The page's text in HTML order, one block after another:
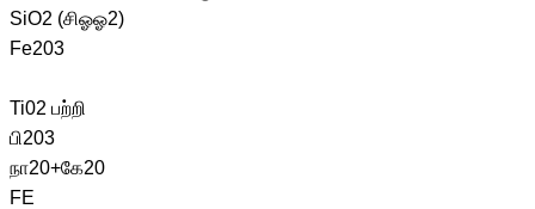
SiO2 (சிஓஓ2)
Fe203
Ti02 பற்றி
பி203
நா20+கே20
FE